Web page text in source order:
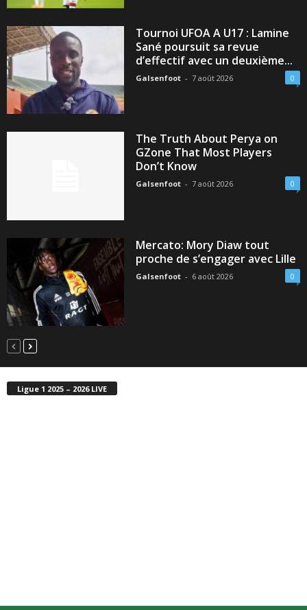
Tournoi UFOA A U17 : Lamine
Sané poursuit sa revue
d’effectif avec un deuxième...
Galsenfoot - 7 août 2026 0
The Truth About Perya on
GZone That Most Players
Don’t Know
Galsenfoot - 7 août 2026 0
Mercato: Mory Diaw tout
proche de s’engager avec Lille
Galsenfoot - 6 août 2026 0
Ligue 1 2025 – 2026 LIVE